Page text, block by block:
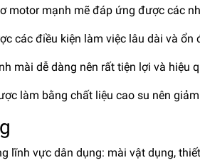
motor mạnh mẽ đáp ứng được các
các điều kiện làm việc lâu dài và ổn
mài dễ dàng nên rất tiện lợi và hiệu
làm bằng chất liệu cao su nên
lĩnh vực dân dụng: mài vật dụng,